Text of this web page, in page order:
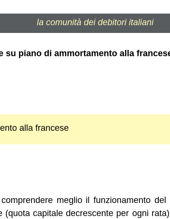
la comunità dei debitori italiani
su piano di ammortamento alla
alla francese
meglio il funzionamento
(quota capitale decrescente per ogni